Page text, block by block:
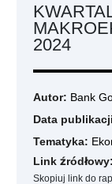
2024
Autor: Bank
Data
Tematyka:
Link źródłowy:
Skopiuj link do